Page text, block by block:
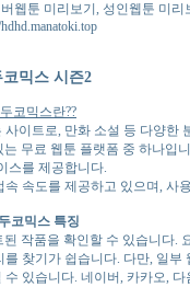
웹툰 미리보기, 성인웹툰 미
코믹스 시즌2
코믹스란??
이트로, 만화 소설 등 다양한
무료 웹툰 플랫폼 중 하나
스를 제공합니다.
속도를 제공하고 있으며, 사
코믹스 특징
작품을 확인할 수 있습니다.
찾기가 쉽습니다. 다만, 일
있습니다. 네이버, 카카오,